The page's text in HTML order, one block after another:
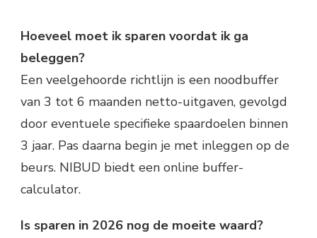
Hoeveel moet ik sparen voordat ik ga
beleggen?
Een veelgehoorde richtlijn is een noodbuffer
van 3 tot 6 maanden netto-uitgaven, gevolgd
door eventuele specifieke spaardoelen binnen
3 jaar. Pas daarna begin je met inleggen op de
beurs. NIBUD biedt een online buffer-
calculator.
Is sparen in 2026 nog de moeite waard?